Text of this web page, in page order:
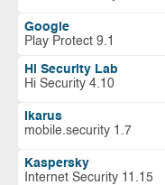
Google
Play Protect 9.1
Hi Security Lab
Hi Security 4.10
Ikarus
mobile.security 1.7
Kaspersky
Internet Security 11.15